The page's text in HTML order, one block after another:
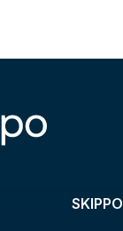
SKIPPO